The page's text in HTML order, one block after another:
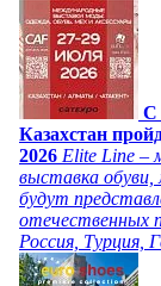
C
Казахстан
2026 Elite Line –
выставка обуви,
будут
отечественных
Россия, Турция,